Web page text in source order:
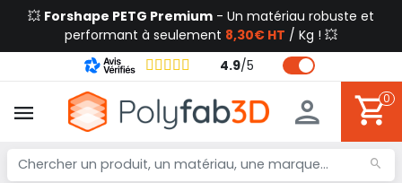
💥 Forshape PETG Premium - Un matériau robuste et
performant à seulement 8,30€ HT / Kg ! 💥
4.9/5
0